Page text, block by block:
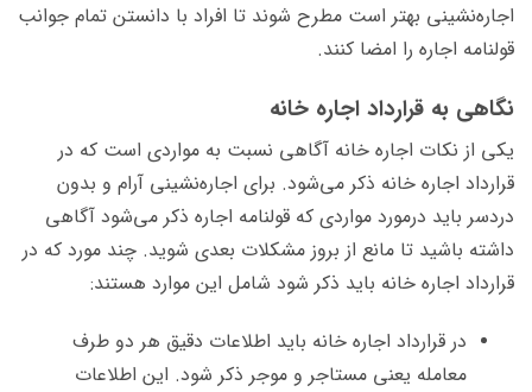
اجاره‌نشینی بهتر است مطرح شوند تا افراد با دانستن تمام جوانب
قولنامه اجاره را امضا کنند.
نگاهی به قرارداد اجاره خانه
یکی از نکات اجاره خانه آگاهی نسبت به مواردی است که در
قرارداد اجاره خانه ذکر می‌شود. برای اجاره‌نشینی آرام و بدون
دردسر باید درمورد مواردی که قولنامه اجاره ذکر می‌شود آگاهی
داشته باشید تا مانع از بروز مشکلات بعدی شوید. چند مورد که در
قرارداد اجاره خانه باید ذکر شود شامل این موارد هستند:
در قرارداد اجاره خانه باید اطلاعات دقیق هر دو طرف
معامله یعنی مستاجر و موجر ذکر شود. این اطلاعات